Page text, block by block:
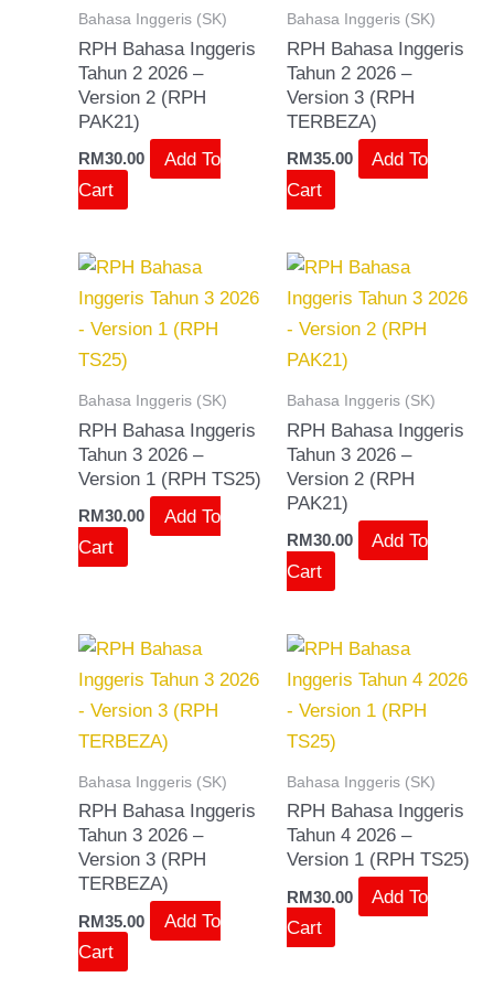
Bahasa Inggeris (SK)
RPH Bahasa Inggeris
Tahun 2 2026 –
Version 2 (RPH
PAK21)
RM30.00
Add To
Cart
Bahasa Inggeris (SK)
RPH Bahasa Inggeris
Tahun 2 2026 –
Version 3 (RPH
TERBEZA)
RM35.00
Add To
Cart
Bahasa Inggeris (SK)
RPH Bahasa Inggeris
Tahun 3 2026 –
Version 1 (RPH TS25)
RM30.00
Add To
Cart
Bahasa Inggeris (SK)
RPH Bahasa Inggeris
Tahun 3 2026 –
Version 2 (RPH
PAK21)
RM30.00
Add To
Cart
Bahasa Inggeris (SK)
RPH Bahasa Inggeris
Tahun 3 2026 –
Version 3 (RPH
TERBEZA)
RM35.00
Add To
Cart
Bahasa Inggeris (SK)
RPH Bahasa Inggeris
Tahun 4 2026 –
Version 1 (RPH TS25)
RM30.00
Add To
Cart